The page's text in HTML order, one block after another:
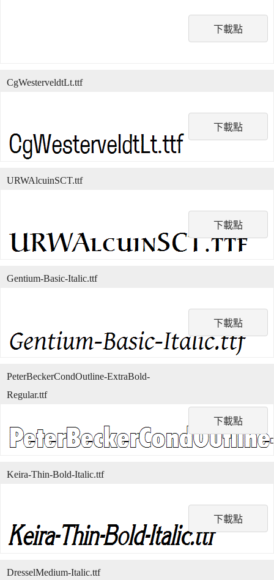
下載點
下載點
CgWesterveldtLt.ttf
下載點
URWAlcuinSCT.ttf
下載點
Gentium-Basic-Italic.ttf
下載點
PeterBeckerCondOutline-ExtraBold-
Regular.ttf
下載點
Keira-Thin-Bold-Italic.ttf
DresselMedium-Italic.ttf